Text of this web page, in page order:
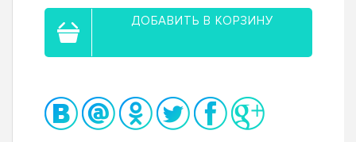
ДОБАВИТЬ В КОРЗИНУ